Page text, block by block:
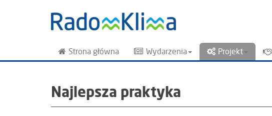
Strona główna Wydarzenia Projekt
Najlepsza praktyka